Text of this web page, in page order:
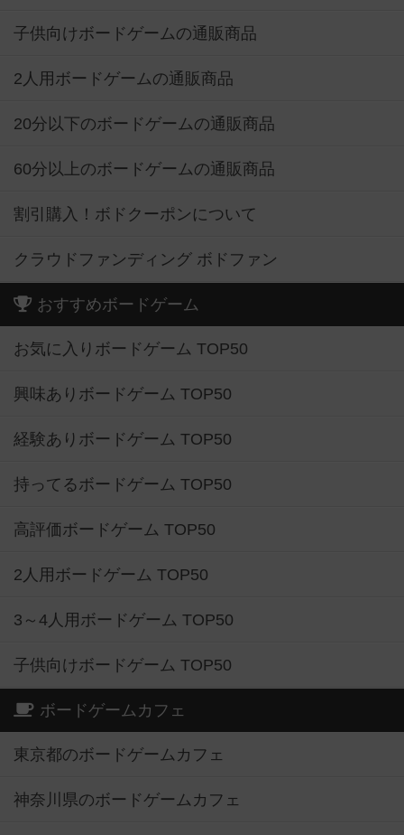
子供向けボードゲームの通販商品
2人用ボードゲームの通販商品
20分以下のボードゲームの通販商品
60分以上のボードゲームの通販商品
割引購入！ボドクーポンについて
クラウドファンディング ボドファン
おすすめボードゲーム
お気に入りボードゲーム TOP50
興味ありボードゲーム TOP50
経験ありボードゲーム TOP50
持ってるボードゲーム TOP50
高評価ボードゲーム TOP50
2人用ボードゲーム TOP50
3～4人用ボードゲーム TOP50
子供向けボードゲーム TOP50
ボードゲームカフェ
東京都のボードゲームカフェ
神奈川県のボードゲームカフェ